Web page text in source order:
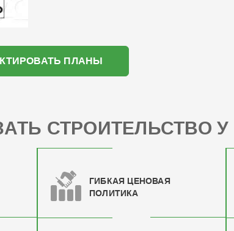
ПЛАНЫ
СТРОИТЕЛЬСТВО У
ГИБКАЯ ЦЕНОВАЯ
ПОЛИТИКА